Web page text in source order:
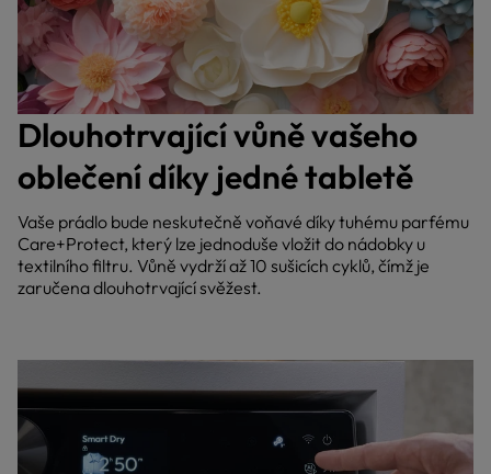
Dlouhotrvající vůně vašeho
oblečení díky jedné tabletě
Vaše prádlo bude neskutečně voňavé díky tuhému parfému
Care+Protect, který lze jednoduše vložit do nádobky u
textilního filtru. Vůně vydrží až 10 sušicích cyklů, čímž je
zaručena dlouhotrvající svěžest.